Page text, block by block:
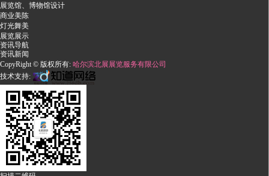
展览馆、博物馆设计
商业美陈
灯光舞美
展览展示
资讯导航
资讯新闻
CopyRight © 版权所有: 哈尔滨北展展览服务有限公司
技术支持: